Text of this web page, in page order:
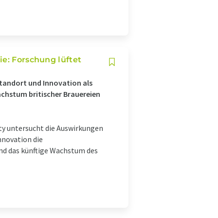
Forschung lüftet
und Innovation als
britischer Brauereien
untersucht die Auswirkungen
die
das künftige Wachstum des